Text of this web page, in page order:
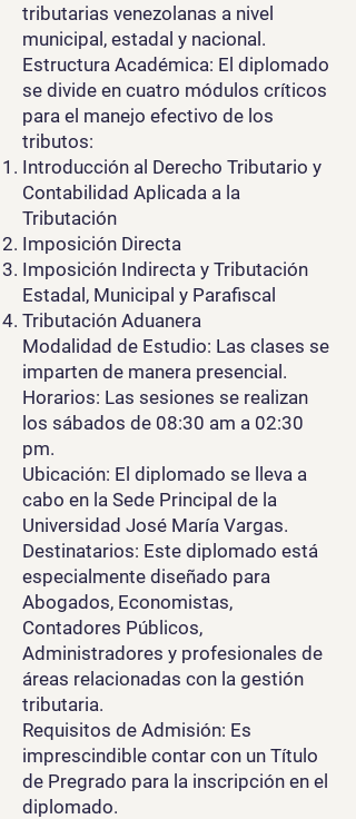
tributarias venezolanas a nivel
municipal, estadal y nacional.
Estructura Académica: El diplomado
se divide en cuatro módulos críticos
para el manejo efectivo de los
tributos:
Introducción al Derecho Tributario y
Contabilidad Aplicada a la
Tributación
Imposición Directa
Imposición Indirecta y Tributación
Estadal, Municipal y Parafiscal
Tributación Aduanera
Modalidad de Estudio: Las clases se
imparten de manera presencial.
Horarios: Las sesiones se realizan
los sábados de 08:30 am a 02:30
pm.
Ubicación: El diplomado se lleva a
cabo en la Sede Principal de la
Universidad José María Vargas.
Destinatarios: Este diplomado está
especialmente diseñado para
Abogados, Economistas,
Contadores Públicos,
Administradores y profesionales de
áreas relacionadas con la gestión
tributaria.
Requisitos de Admisión: Es
imprescindible contar con un Título
de Pregrado para la inscripción en el
diplomado.